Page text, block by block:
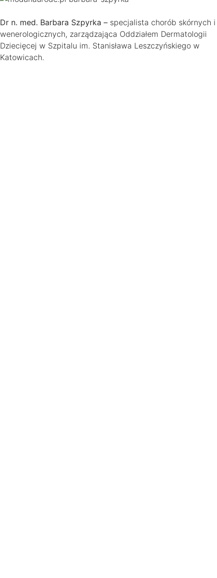
Dr n. med. Barbara Szpyrka – specjalista chorób skórnych i
wenerologicznych, zarządzająca Oddziałem Dermatologii
Dziecięcej w Szpitalu im. Stanisława Leszczyńskiego w
Katowicach.